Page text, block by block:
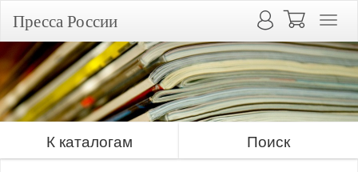
Пресса России
К каталогам Поиск